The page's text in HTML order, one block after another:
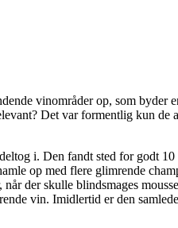
vinområder op, som byder
Det var formentlig kun de
i. Den fandt sted for godt 10
op med flere glimrende
der skulle blindsmages
vin. Imidlertid er den